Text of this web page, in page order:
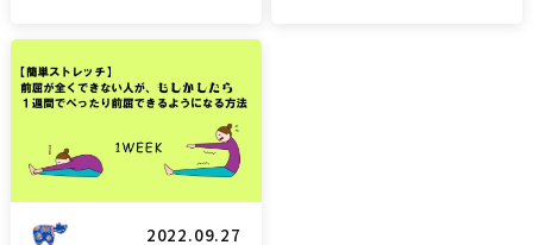
雑談
2022.09.27